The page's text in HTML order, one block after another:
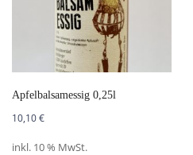
Apfelbalsamessig 0,25l
10,10€
inkl. 10 % MwSt.